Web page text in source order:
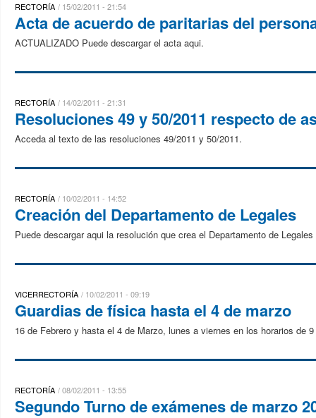
RECTORÍA 15/02/2011 - 21:54
Acta de acuerdo de paritarias del
ACTUALIZADO Puede descargar el acta aqui.
RECTORÍA 14/02/2011 - 21:31
Resoluciones 49 y 50/2011 respecto de
Acceda al texto de las resoluciones 49/2011 y 50/2011.
RECTORÍA 10/02/2011 - 14:52
Creación del Departamento de Legales
Puede descargar aqui la resolución que crea el Departamento de Legales
VICERRECTORÍA 10/02/2011 - 09:19
Guardias de física hasta el 4 de marzo
16 de Febrero y hasta el 4 de Marzo, lunes a viernes en los horarios de
RECTORÍA 08/02/2011 - 13:55
Segundo Turno de exámenes de marzo